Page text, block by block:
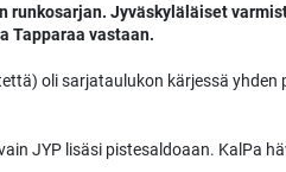
runkosarjan. Jyväskyläläiset
Tapparaa vastaan.
oli sarjataulukon kärjessä yhden
JYP lisäsi pistesaldoaan. KalPa